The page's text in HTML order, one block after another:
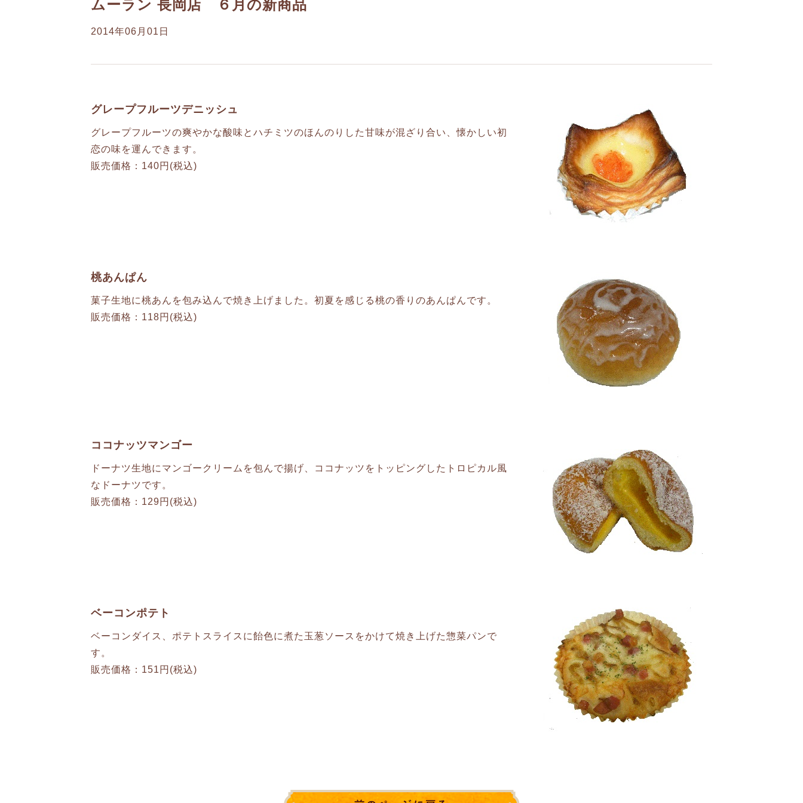
ムーラン 長岡店 ６月の新商品
2014年06月01日
グレープフルーツデニッシュ
グレープフルーツの爽やかな酸味とハチミツのほんのりした甘味が混ざり合い、懐かしい初
恋の味を運んできます。
販売価格：140円(税込)
桃あんぱん
菓子生地に桃あんを包み込んで焼き上げました。初夏を感じる桃の香りのあんぱんです。
販売価格：118円(税込)
ココナッツマンゴー
ドーナツ生地にマンゴークリームを包んで揚げ、ココナッツをトッピングしたトロピカル風
なドーナツです。
販売価格：129円(税込)
ベーコンポテト
ベーコンダイス、ポテトスライスに飴色に煮た玉葱ソースをかけて焼き上げた惣菜パンで
す。
販売価格：151円(税込)